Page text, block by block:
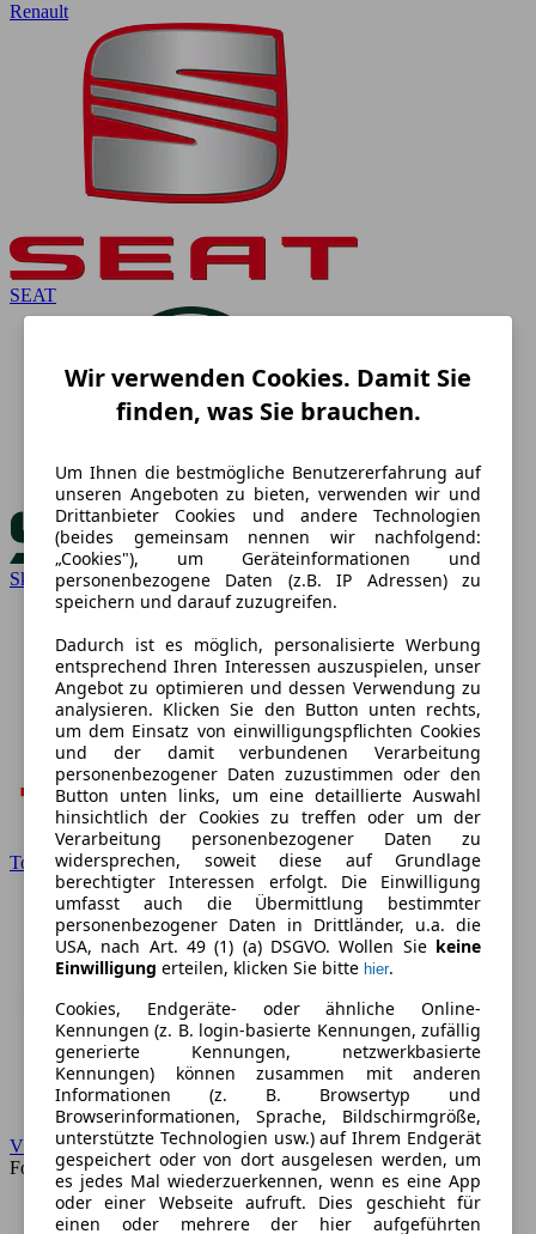
Renault
SEAT
Skoda
Toyota
VW
Forum
Wir verwenden Cookies. Damit Sie
finden, was Sie brauchen.
Um Ihnen die bestmögliche Benutzererfahrung auf
unseren Angeboten zu bieten, verwenden wir und
Drittanbieter Cookies und andere Technologien
(beides gemeinsam nennen wir nachfolgend:
„Cookies"), um Geräteinformationen und
personenbezogene Daten (z.B. IP Adressen) zu
speichern und darauf zuzugreifen.
Dadurch ist es möglich, personalisierte Werbung
entsprechend Ihren Interessen auszuspielen, unser
Angebot zu optimieren und dessen Verwendung zu
analysieren. Klicken Sie den Button unten rechts,
um dem Einsatz von einwilligungspflichten Cookies
und der damit verbundenen Verarbeitung
personenbezogener Daten zuzustimmen oder den
Button unten links, um eine detaillierte Auswahl
hinsichtlich der Cookies zu treffen oder um der
Verarbeitung personenbezogener Daten zu
widersprechen, soweit diese auf Grundlage
berechtigter Interessen erfolgt. Die Einwilligung
umfasst auch die Übermittlung bestimmter
personenbezogener Daten in Drittländer, u.a. die
USA, nach Art. 49 (1) (a) DSGVO. Wollen Sie keine
Einwilligung erteilen, klicken Sie bitte hier.
Cookies, Endgeräte- oder ähnliche Online-
Kennungen (z. B. login-basierte Kennungen, zufällig
generierte Kennungen, netzwerkbasierte
Kennungen) können zusammen mit anderen
Informationen (z. B. Browsertyp und
Browserinformationen, Sprache, Bildschirmgröße,
unterstützte Technologien usw.) auf Ihrem Endgerät
gespeichert oder von dort ausgelesen werden, um
es jedes Mal wiederzuerkennen, wenn es eine App
oder einer Webseite aufruft. Dies geschieht für
einen oder mehrere der hier aufgeführten